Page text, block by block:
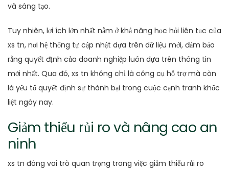
và sáng tạo.
Tuy nhiên, lợi ích lớn nhất nằm ở khả năng học hỏi liên tục của
xs tn, nơi hệ thống tự cập nhật dựa trên dữ liệu mới, đảm bảo
rằng quyết định của doanh nghiệp luôn dựa trên thông tin
mới nhất. Qua đó, xs tn không chỉ là công cụ hỗ trợ mà còn
là yếu tố quyết định sự thành bại trong cuộc cạnh tranh khốc
liệt ngày nay.
Giảm thiểu rủi ro và nâng cao an
ninh
xs tn đóng vai trò quan trọng trong việc giảm thiểu rủi ro